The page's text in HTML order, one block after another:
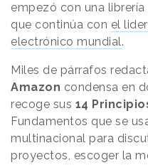
empezó con una
que continúa con el
electrónico mundial.
Miles de párrafos
Amazon condensa en
recoge sus 14
Fundamentos que se
multinacional para
proyectos, escoger la